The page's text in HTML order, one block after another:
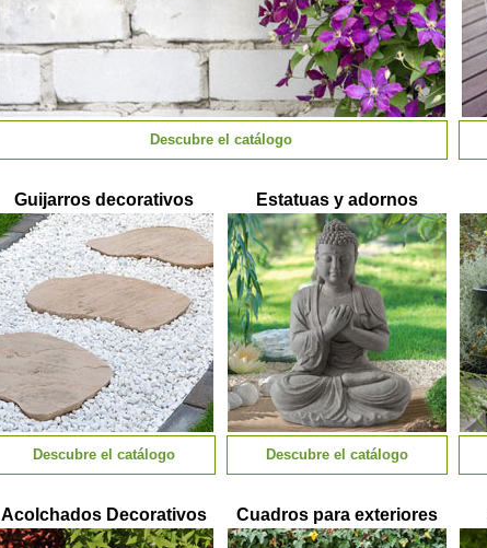
Descubre el catálogo
Guijarros decorativos
Descubre el catálogo
Estatuas y adornos
Descubre el catálogo
Acolchados Decorativos Cuadros para exteriores